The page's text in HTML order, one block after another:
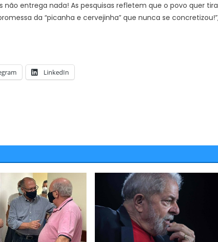
entrega nada! As pesquisas refletem que o povo quer
da “picanha e cervejinha” que nunca se
LinkedIn
rotatória do Calu